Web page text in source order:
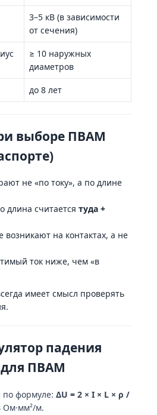
3–5 кВ (в зависимости
от сечения)
≥ 10 наружных
диаметров
до 8 лет
выборе ПВАМ
не «по току», а по длине
длина считается туда +
возникают на контактах, а не
ток ниже, чем «в
имеет смысл проверять
падения
ПВАМ
по формуле: ΔU = 2 × I × L × ρ /
Ом·мм²/м.